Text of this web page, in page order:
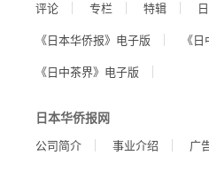
评论
专栏 特辑
《日本华侨报》电子版
《
《日中茶界》电子版
日本华侨报网
公司简介 事业介绍 广